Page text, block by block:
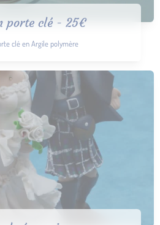
porte clé - 25€
clé en Argile polymère